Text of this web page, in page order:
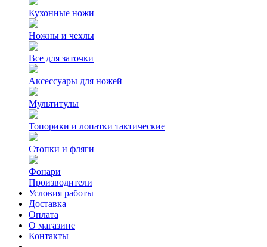
Кухонные ножи
Ножны и чехлы
Все для заточки
Аксессуары для ножей
Мультитулы
Топорики и лопатки тактические
Стопки и фляги
Фонари
Производители
Условия работы
Доставка
Оплата
О магазине
Контакты